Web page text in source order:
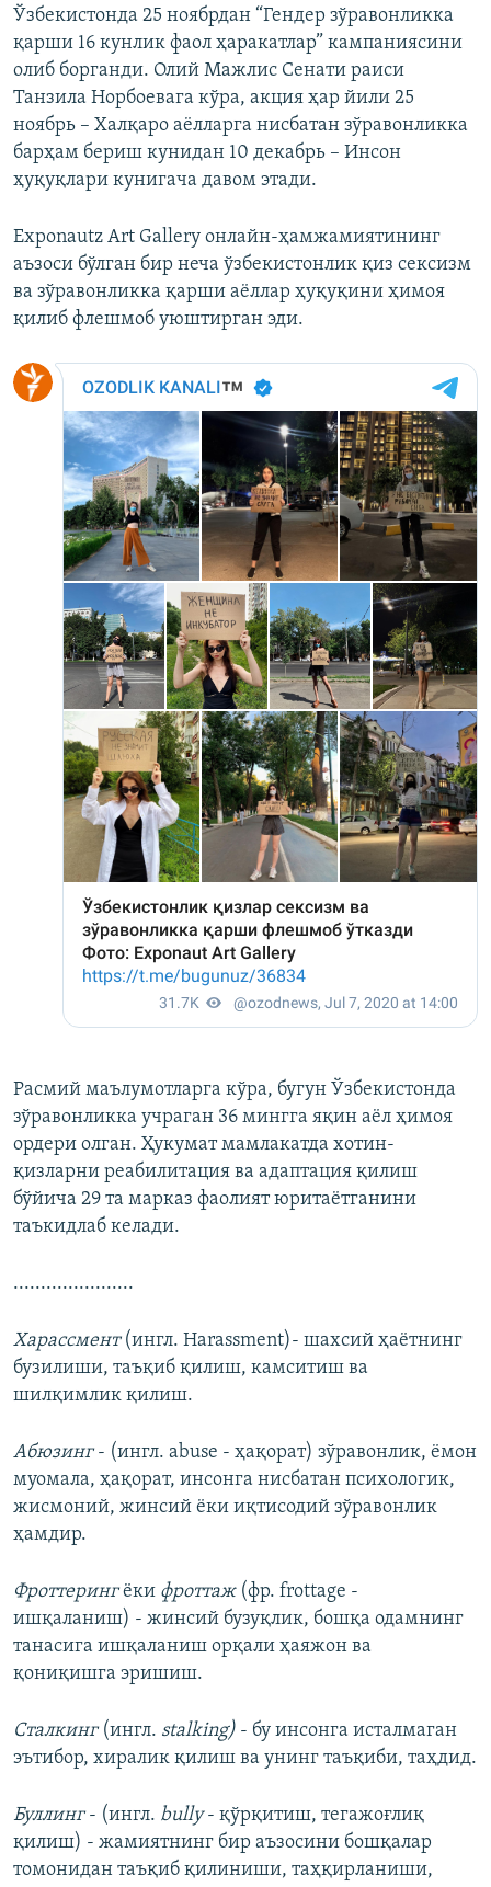
Ўзбекистонда 25 ноябрдан “Гендер зўравонликка
қарши 16 кунлик фаол ҳаракатлар” кампаниясини
олиб борганди. Олий Мажлис Сенати раиси
Танзила Норбоевага кўра, акция ҳар йили 25
ноябрь – Халқаро аёлларга нисбатан зўравонликка
барҳам бериш кунидан 10 декабрь – Инсон
ҳуқуқлари кунигача давом этади.
Exponautz Art Gallery онлайн-ҳамжамиятининг
аъзоси бўлган бир неча ўзбекистонлик қиз сексизм
ва зўравонликка қарши аёллар ҳуқуқини ҳимоя
қилиб флешмоб уюштирган эди.
Расмий маълумотларга кўра, бугун Ўзбекистонда
зўравонликка учраган 36 мингга яқин аёл ҳимоя
ордери олган. Ҳукумат мамлакатда хотин-
қизларни реабилитация ва адаптация қилиш
бўйича 29 та марказ фаолият юритаётганини
таъкидлаб келади.
......................
Харассмент(ингл. Harassment)- шахсий ҳаётнинг
бузилиши, таъқиб қилиш, камситиш ва
шилқимлик қилиш.
Абюзинг- (ингл. аbuse - ҳақорат) зўравонлик, ёмон
муомала, ҳақорат, инсонга нисбатан психологик,
жисмоний, жинсий ёки иқтисодий зўравонлик
ҳамдир.
Фроттерингёки фроттаж (фр. frottage -
ишқаланиш) - жинсий бузуқлик, бошқа одамнинг
танасига ишқаланиш орқали ҳаяжон ва
қониқишга эришиш.
Сталкинг (ингл. stalking) - бу инсонга исталмаган
эътибор, хиралик қилиш ва унинг таъқиби, таҳдид.
Буллинг- (ингл. bully- қўрқитиш, тегажоғлиқ
қилиш) - жамиятнинг бир аъзосини бошқалар
томонидан таъқиб қилиниши, таҳқирланиши,